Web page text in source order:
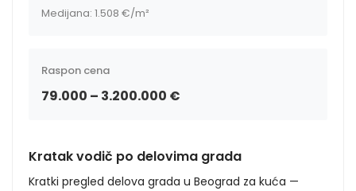
Medijana: 1.508 €/m²
Raspon cena
79.000 – 3.200.000 €
Kratak vodič po delovima grada
Kratki pregled delova grada u Beograd za kuća —